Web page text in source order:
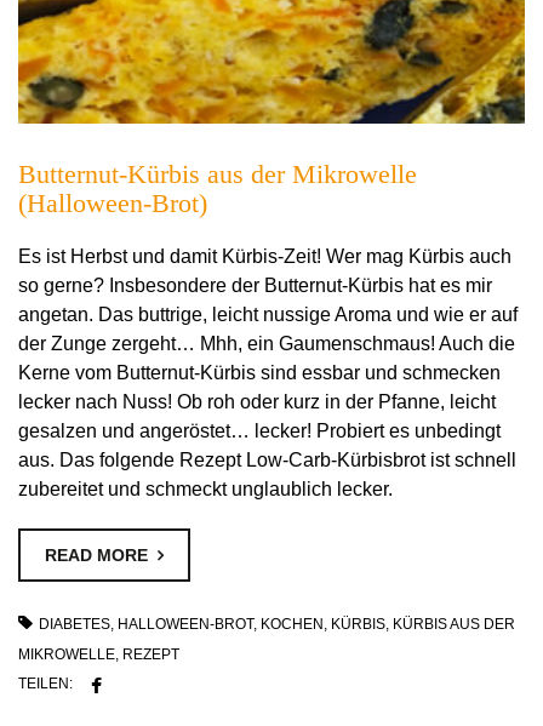
Butternut-Kürbis aus der Mikrowelle
(Halloween-Brot)
Es ist Herbst und damit Kürbis-Zeit! Wer mag Kürbis auch
so gerne? Insbesondere der Butternut-Kürbis hat es mir
angetan. Das buttrige, leicht nussige Aroma und wie er auf
der Zunge zergeht… Mhh, ein Gaumenschmaus! Auch die
Kerne vom Butternut-Kürbis sind essbar und schmecken
lecker nach Nuss! Ob roh oder kurz in der Pfanne, leicht
gesalzen und angeröstet… lecker! Probiert es unbedingt
aus. Das folgende Rezept Low-Carb-Kürbisbrot ist schnell
zubereitet und schmeckt unglaublich lecker.
READ MORE
DIABETES, HALLOWEEN-BROT, KOCHEN, KÜRBIS, KÜRBIS AUS DER
MIKROWELLE, REZEPT
TEILEN: